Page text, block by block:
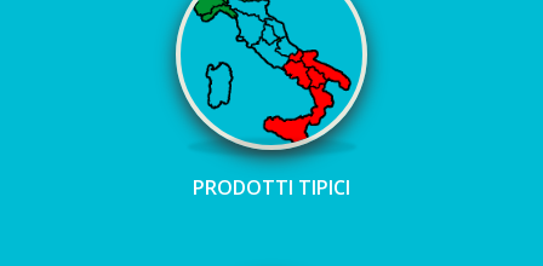
PRODOTTI TIPICI